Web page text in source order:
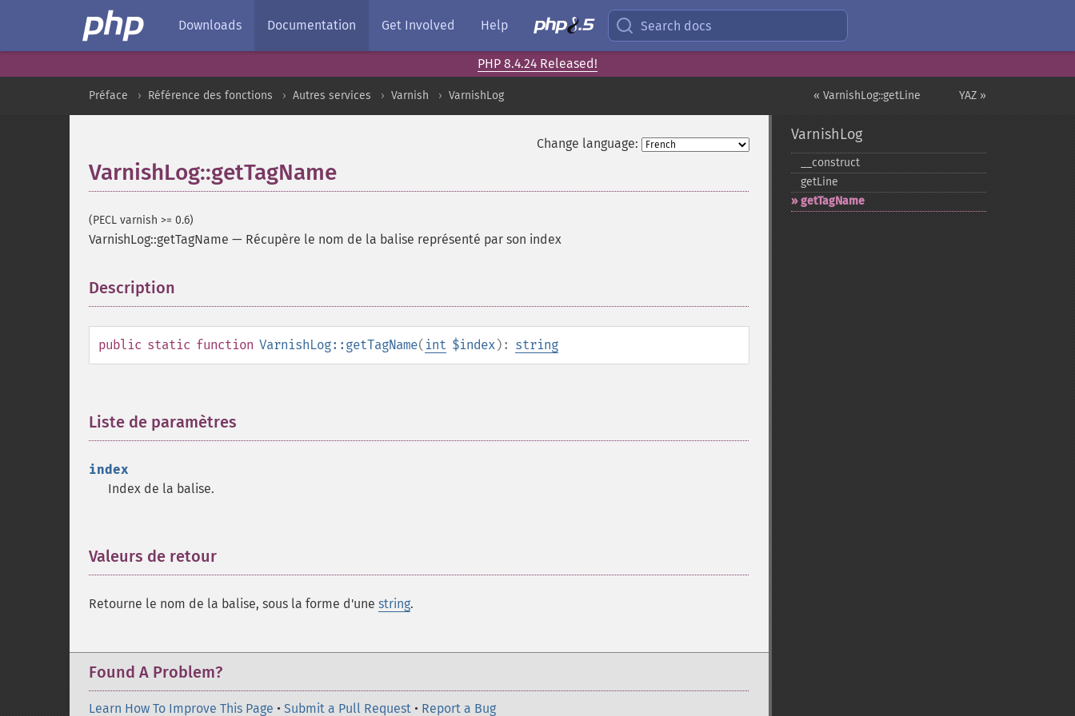
Downloads Documentation Get Involved Help Search docs
PHP 8.4.24 Released!
YAZ »
« VarnishLog::getLine
Préface Référence des fonctions Autres services Varnish VarnishLog
Change language:
VarnishLog::getTagName
(PECL varnish >= 0.6)
VarnishLog::getTagName — Récupère le nom de la balise représenté par son index
Description
public static function VarnishLog::getTagName( int $index): string
Liste de paramètres
index
Index de la balise.
Valeurs de retour
Retourne le nom de la balise, sous la forme d'une string.
Found A Problem?
Learn How To Improve This Page • Submit a Pull Request • Report a Bug
VarnishLog
_​_​construct
getLine
getTagName